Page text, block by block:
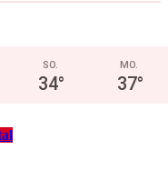
SO.
34°
MO.
37°